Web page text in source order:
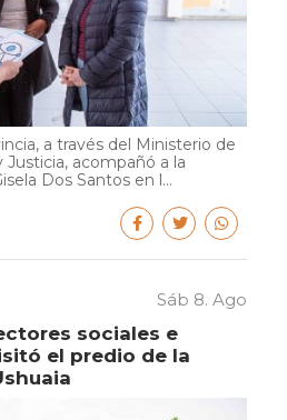
a través del Ministerio de
Justicia, acompañó a la
Dos Santos en l...
Sáb 8. Ago
sociales e
el predio de la